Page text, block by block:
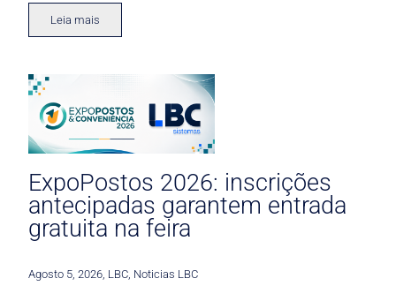
Leia mais
ExpoPostos 2026: inscrições
antecipadas garantem entrada
gratuita na feira
Agosto 5, 2026 LBC Noticias LBC